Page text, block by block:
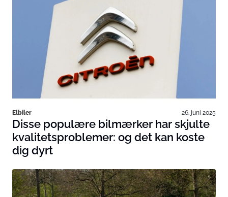
Elbiler 26. juni 2025
Disse populære bilmærker har skjulte
kvalitetsproblemer: og det kan koste
dig dyrt